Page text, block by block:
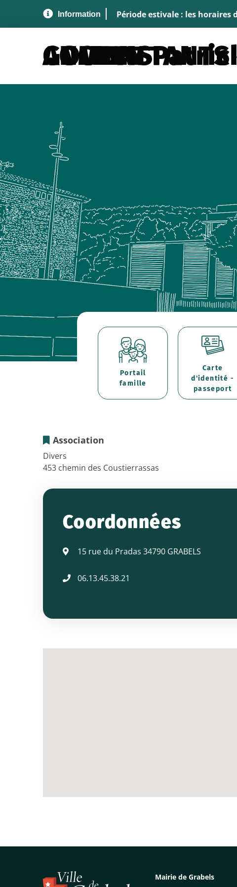
Période estivale : les horaires
ANCIENS COMBATTANTS - M. GOULEY
Portail
famille
Carte
d'identité -
passeport
Association
ANCIENS
COMBATTANTS
M.
GOULEY
Divers
453 chemin des Coustierrassas
Coordonnées
15 rue du Pradas 34790 GRABELS
06.13.45.38.21
Mairie de Grabels